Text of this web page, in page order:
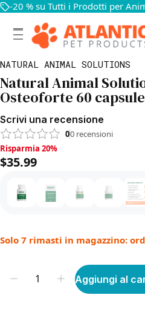
NATURAL ANIMAL SOLUTIONS
Natural Animal
Osteoforte 60 capsule
Scrivi una recensione
00 recensioni
Risparmia 20%, $35.99
Risparmia 20%
$35.99
Solo 7 rimasti in magazzino:
Aggiungi al